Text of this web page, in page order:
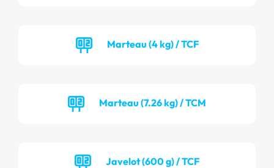
Marteau (4 kg) / TCF
Marteau (7.26 kg) / TCM
Javelot (600 g) / TCF